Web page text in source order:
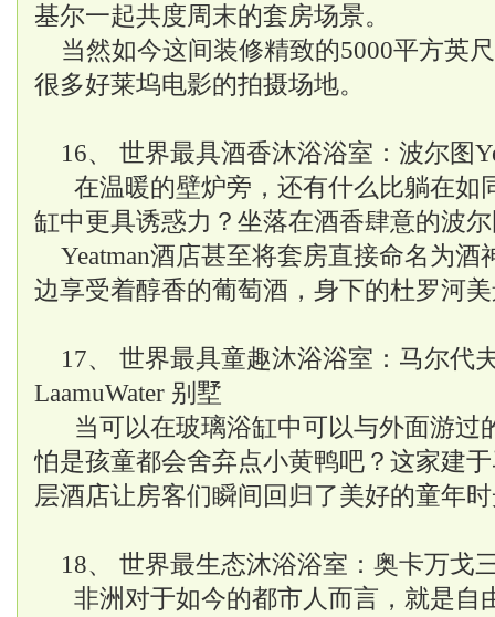
基尔一起共度周末的套房场景。
当然如今这间装修精致的5000平方英
很多好莱坞电影的拍摄场地。
16、 世界最具酒香沐浴浴室：波尔图
在温暖的壁炉旁，还有什么比躺在如
缸中更具诱惑力？坐落在酒香肆意的波
Yeatman酒店甚至将套房直接命名为
边享受着醇香的葡萄酒，身下的杜罗河
17、 世界最具童趣沐浴浴室：马尔代
LaamuWater 别墅
当可以在玻璃浴缸中可以与外面游过
怕是孩童都会舍弃点小黄鸭吧？这家建
层酒店让房客们瞬间回归了美好的童年
18、 世界最生态沐浴浴室：奥卡万戈
非洲对于如今的都市人而言，就是自